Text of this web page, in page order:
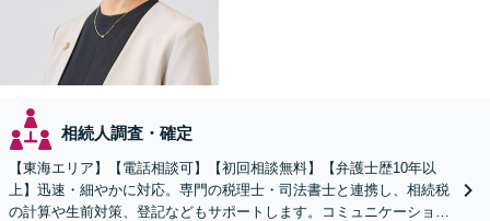
相続人調査・確定
【東海エリア】【電話相談可】【初回相談無料】【弁護士歴10年以
上】迅速・細やかに対応。専門の税理士・司法書士と連携し、相続税
の計算や生前対策、登記などもサポートします。コミュニケーション